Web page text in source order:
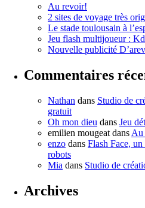
Au revoir!
2 sites de voyage très
Le stade toulousain à
Jeu flash multijoueur :
Nouvelle publicité
Commentaires
Nathan dans Studio de
gratuit
Oh mon dieu dans Jeu
emilien mougeat dans Au
enzo dans Flash Face,
robots
Mia dans Studio de
Archives